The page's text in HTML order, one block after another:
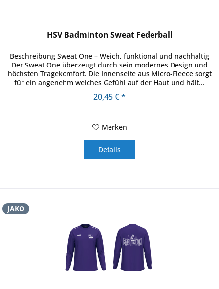
HSV Badminton Sweat Federball
Beschreibung Sweat One – Weich, funktional und nachhaltig
Der Sweat One überzeugt durch sein modernes Design und
höchsten Tragekomfort. Die Innenseite aus Micro-Fleece sorgt
für ein angenehm weiches Gefühl auf der Haut und hält...
20,45 € *
Merken
Details
JAKO